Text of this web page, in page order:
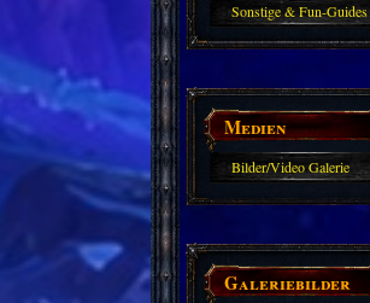
Sonstige & Fun-Guides
Medien
Bilder/Video Galerie
Galeriebilder